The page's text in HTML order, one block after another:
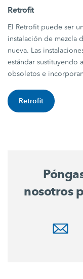
Retrofit
El Retrofit puede ser
instalación de mezcla
nueva. Las
estándar sustituyendo
obsoletos e
Retrofit
nosotros